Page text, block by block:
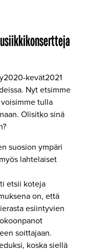
kevät2021
Nyt etsimme
tulla
Olisitko sinä
suosion ympäri
lahtelaiset
etsii koteja
on, että
esiintyvien
soittajaan.
koska siellä